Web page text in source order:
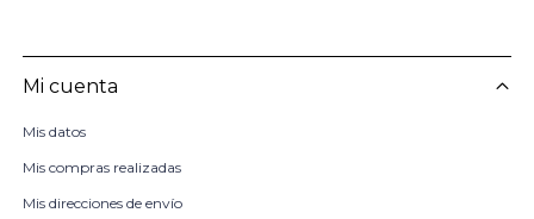
Mi cuenta
Mis datos
Mis compras realizadas
Mis direcciones de envío